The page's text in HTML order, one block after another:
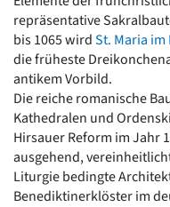
repräsentative
bis 1065 wirdSt. Maria
die früheste
antikem Vorbild.
Die reiche romanische
Kathedralen und
Hirsauer Reform im Jahr
ausgehend,
Liturgie bedingte
Benediktinerklöster im